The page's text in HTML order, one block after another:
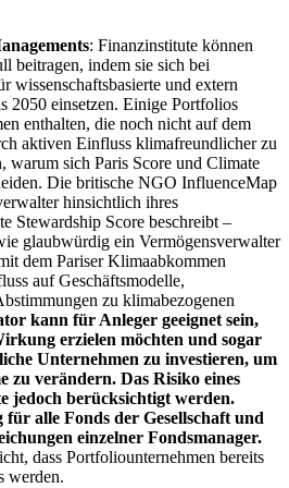
: Finanzinstitute können
beitragen, indem sie sich bei
wissenschaftsbasierte und extern
2050 einsetzen. Einige Portfolios
enthalten, die noch nicht auf dem
aktiven Einfluss klimafreundlicher zu
warum sich Paris Score und Climate
Die britische NGO InfluenceMap
hinsichtlich ihres
Stewardship Score beschreibt –
glaubwürdig ein Vermögensverwalter
dem Pariser Klimaabkommen
auf Geschäftsmodelle,
zu klimabezogenen
kann für Anleger geeignet sein,
erzielen möchten und sogar
Unternehmen zu investieren, um
zu verändern. Das Risiko eines
jedoch berücksichtigt werden.
alle Fonds der Gesellschaft und
einzelner Fondsmanager.
dass Portfoliounternehmen bereits
werden.